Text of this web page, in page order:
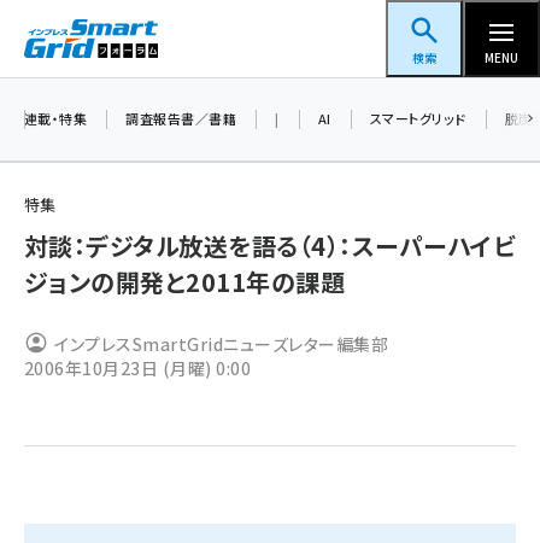
ン
スマートグリッドフォーラム
検索 MENU
蓄電池 (401)
ペロブスカイト (337)
ngn (279)
連載・特集 調査報告書／書籍 | AI スマートグリッド 脱炭
特集
対談：デジタル放送を語る（4）：スーパーハイビ
ジョンの開発と2011年の課題
インプレスSmartGridニューズレター編集部
2006年10月23日 (月曜) 0:00